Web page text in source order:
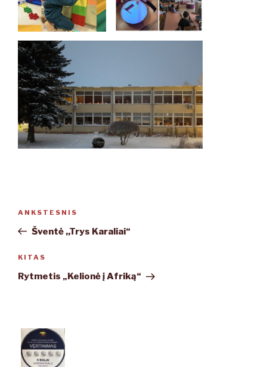
Navigacija
tarp
įrašų
Ankstesnis
įrašas
ANKSTESNIS
Šventė ,,Trys Karaliai“
Kitas
įrašas
KITAS
Rytmetis „Kelionė į Afriką“